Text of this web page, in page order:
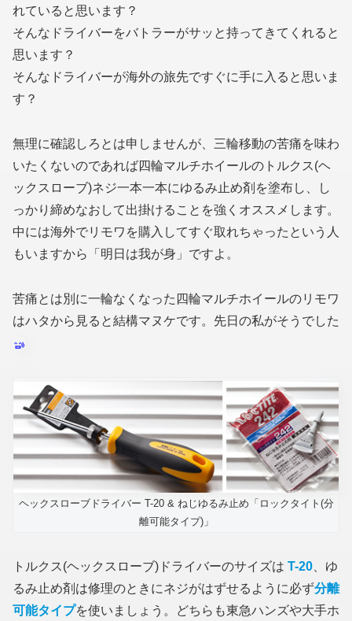
れていると思います？
そんなドライバーをバトラーがサッと持ってきてくれると
思います？
そんなドライバーが海外の旅先ですぐに手に入ると思いま
す？
無理に確認しろとは申しませんが、三輪移動の苦痛を味わ
いたくないのであれば四輪マルチホイールのトルクス(ヘ
ックスローブ)ネジ一本一本にゆるみ止め剤を塗布し、し
っかり締めなおして出掛けることを強くオススメします。
中には海外でリモワを購入してすぐ取れちゃったという人
もいますから「明日は我が身」ですよ。
苦痛とは別に一輪なくなった四輪マルチホイールのリモワ
はハタから見ると結構マヌケです。先日の私がそうでした
ヘックスローブドライバー T-20 & ねじゆるみ止め「ロックタイト(分
離可能タイプ)」
トルクス(ヘックスローブ)ドライバーのサイズは T-20 、ゆ
るみ止め剤は修理のときにネジがはずせるように必ず分離
可能タイプを使いましょう。どちらも東急ハンズや大手ホ